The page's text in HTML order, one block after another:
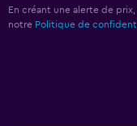
En créant une alerte de
notre Politique de